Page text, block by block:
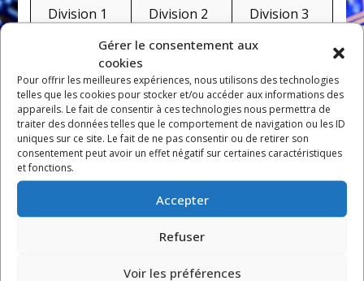
Gérer le consentement aux
cookies
Pour offrir les meilleures expériences, nous utilisons des technologies
telles que les cookies pour stocker et/ou accéder aux informations des
appareils. Le fait de consentir à ces technologies nous permettra de
traiter des données telles que le comportement de navigation ou les ID
uniques sur ce site. Le fait de ne pas consentir ou de retirer son
consentement peut avoir un effet négatif sur certaines caractéristiques
et fonctions.
Accepter
Refuser
Voir les préférences
Division 1 Division 2 Division 3
Misc Stuff – abbr,
acronym, pre, code, sub,
sup, etc.
dolorsubscriptamet, consectetuer
adipiscing elit. Nullam dignissim convallis est.
. Nunc iaculis suscipit dui.
Nam sit amet sem. Aliquam libero nisi, imperdiet